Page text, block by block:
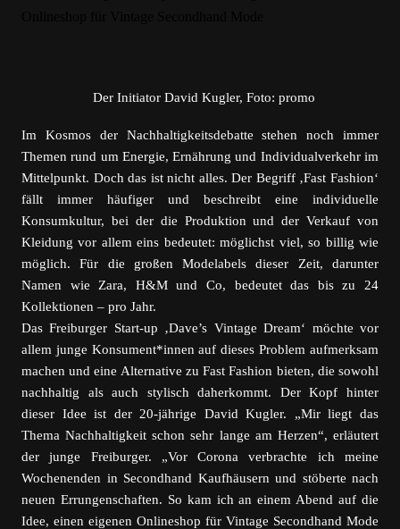
Der Initiator David Kugler, Foto: promo
Im Kosmos der Nachhaltigkeitsdebatte stehen noch immer
Themen rund um Energie, Ernährung und Individualverkehr im
Mittelpunkt. Doch das ist nicht alles. Der Begriff ‚Fast Fashion‘
fällt immer häufiger und beschreibt eine individuelle
Konsumkultur, bei der die Produktion und der Verkauf von
Kleidung vor allem eins bedeutet: möglichst viel, so billig wie
möglich. Für die großen Modelabels dieser Zeit, darunter
Namen wie Zara, H&M und Co, bedeutet das bis zu 24
Kollektionen – pro Jahr.
Das Freiburger Start-up ‚Dave’s Vintage Dream‘ möchte vor
allem junge Konsument*innen auf dieses Problem aufmerksam
machen und eine Alternative zu Fast Fashion bieten, die sowohl
nachhaltig als auch stylisch daherkommt. Der Kopf hinter
dieser Idee ist der 20-jährige David Kugler. „Mir liegt das
Thema Nachhaltigkeit schon sehr lange am Herzen“, erläutert
der junge Freiburger. „Vor Corona verbrachte ich meine
Wochenenden in Secondhand Kaufhäusern und stöberte nach
neuen Errungenschaften. So kam ich an einem Abend auf die
Idee, einen eigenen Onlineshop für Vintage Secondhand Mode